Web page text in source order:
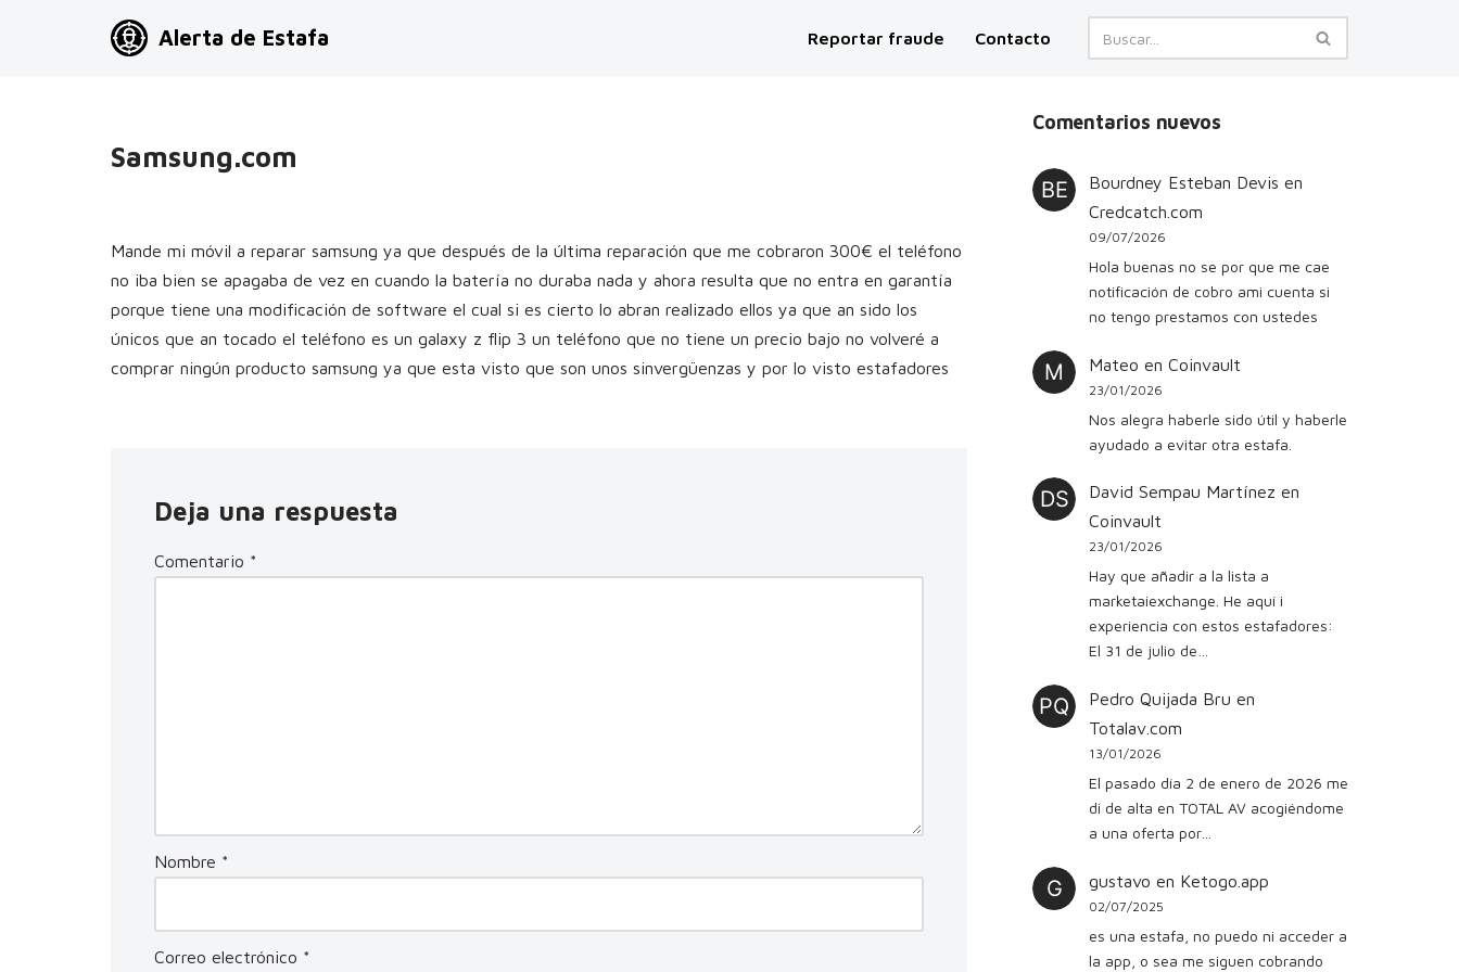
Alerta de Estafa Reportar fraude Contacto
Samsung.com
Mande mi móvil a reparar samsung ya que después de la última reparación que me cobraron 300€ el teléfono
no iba bien se apagaba de vez en cuando la batería no duraba nada y ahora resulta que no entra en garantía
porque tiene una modificación de software el cual si es cierto lo abran realizado ellos ya que an sido los
únicos que an tocado el teléfono es un galaxy z flip 3 un teléfono que no tiene un precio bajo no volveré a
comprar ningún producto samsung ya que esta visto que son unos sinvergüenzas y por lo visto estafadores
Deja una respuesta
Comentario *
Nombre *
Correo electrónico *
Comentarios nuevos
Bourdney Esteban Devis en
Credcatch.com
09/07/2026
Hola buenas no se por que me cae
notificación de cobro ami cuenta si
no tengo prestamos con ustedes
Mateo en Coinvault
23/01/2026
Nos alegra haberle sido útil y haberle
ayudado a evitar otra estafa.
David Sempau Martínez en
Coinvault
23/01/2026
Hay que añadir a la lista a
marketaiexchange. He aquí i
experiencia con estos estafadores:
El 31 de julio de…
Pedro Quijada Bru en
Totalav.com
13/01/2026
El pasado día 2 de enero de 2026 me
di de alta en TOTAL AV acogiéndome
a una oferta por…
gustavo en Ketogo.app
02/07/2025
es una estafa, no puedo ni acceder a
la app, o sea me siguen cobrando